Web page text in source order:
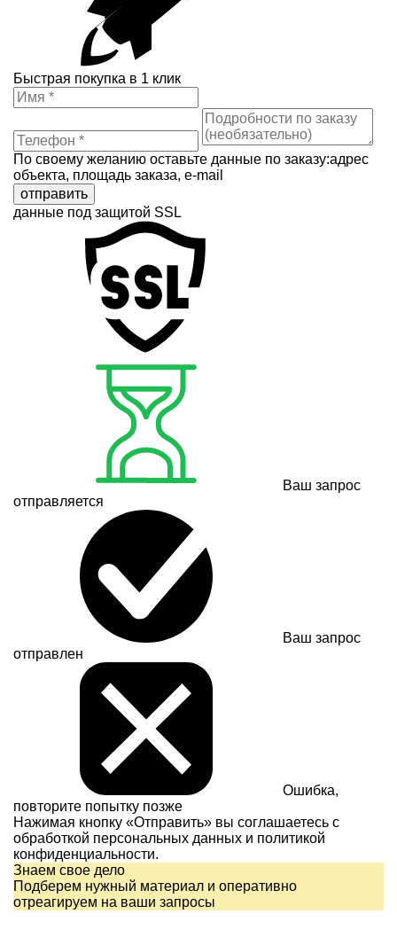
Быстрая покупка в 1 клик
По своему желанию оставьте данные по заказу:адрес
объекта, площадь заказа, e-mail
отправить
данные под защитой SSL
Ваш запрос
отправляется
Ваш запрос
отправлен
Ошибка,
повторите попытку позже
Нажимая кнопку «Отправить» вы соглашаетесь с
обработкой персональных данных и политикой
конфиденциальности.
Знаем свое дело
Подберем нужный материал и оперативно
отреагируем на ваши запросы